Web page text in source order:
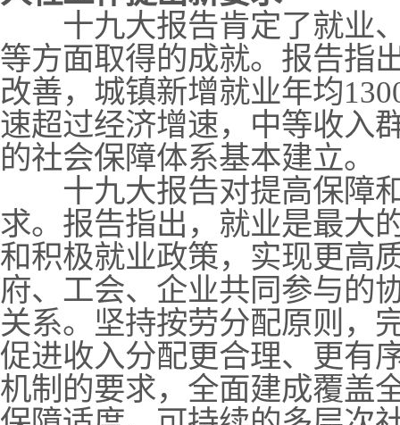
十九大报告肯定了就业、
等方面取得的成就。报告指
改善，城镇新增就业年均
速超过经济增速，中等收入
的社会保障体系基本建立。
十九大报告对提高保障和
求。报告指出，就业是最大
和积极就业政策，实现更高
府、工会、企业共同参与的
关系。坚持按劳分配原则，
促进收入分配更合理、更有
机制的要求，全面建成覆盖